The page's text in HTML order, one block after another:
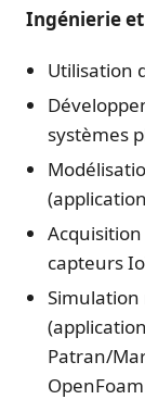
Ingénierie
Utilisation
systèmes
capteurs
Simulation
Patran/